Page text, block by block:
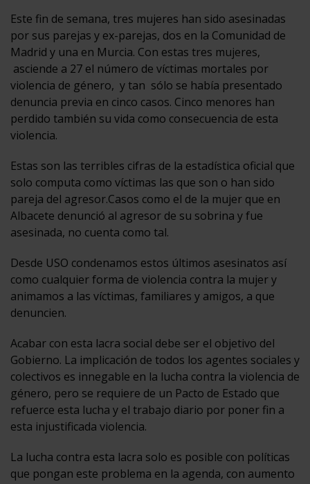
Este fin de semana, tres mujeres han sido asesinadas
por sus parejas y ex-parejas, dos en la Comunidad de
Madrid y una en Murcia. Con estas tres mujeres,
asciende a 27 el número de víctimas mortales por
violencia de género, y tan sólo se había presentado
denuncia previa en cinco casos. Cinco menores han
perdido también su vida como consecuencia de esta
violencia.
Estas son las terribles cifras de la estadística oficial que
solo computa como víctimas las que son o han sido
pareja del agresor.Casos como el de la mujer que en
Albacete denunció al agresor de su sobrina y fue
asesinada, no cuenta como tal.
Desde USO condenamos estos últimos asesinatos así
como cualquier forma de violencia contra la mujer y
animamos a las víctimas, familiares y amigos, a que
denuncien.
Acabar con esta lacra social debe ser el objetivo del
Gobierno. La implicación de todos los agentes sociales y
colectivos es innegable en la lucha contra la violencia de
género, pero se requiere de un Pacto de Estado que
refuerce esta lucha y el trabajo diario por poner fin a
esta injustificada violencia.
La lucha contra esta lacra solo es posible con políticas
que pongan este problema en la agenda, con aumento